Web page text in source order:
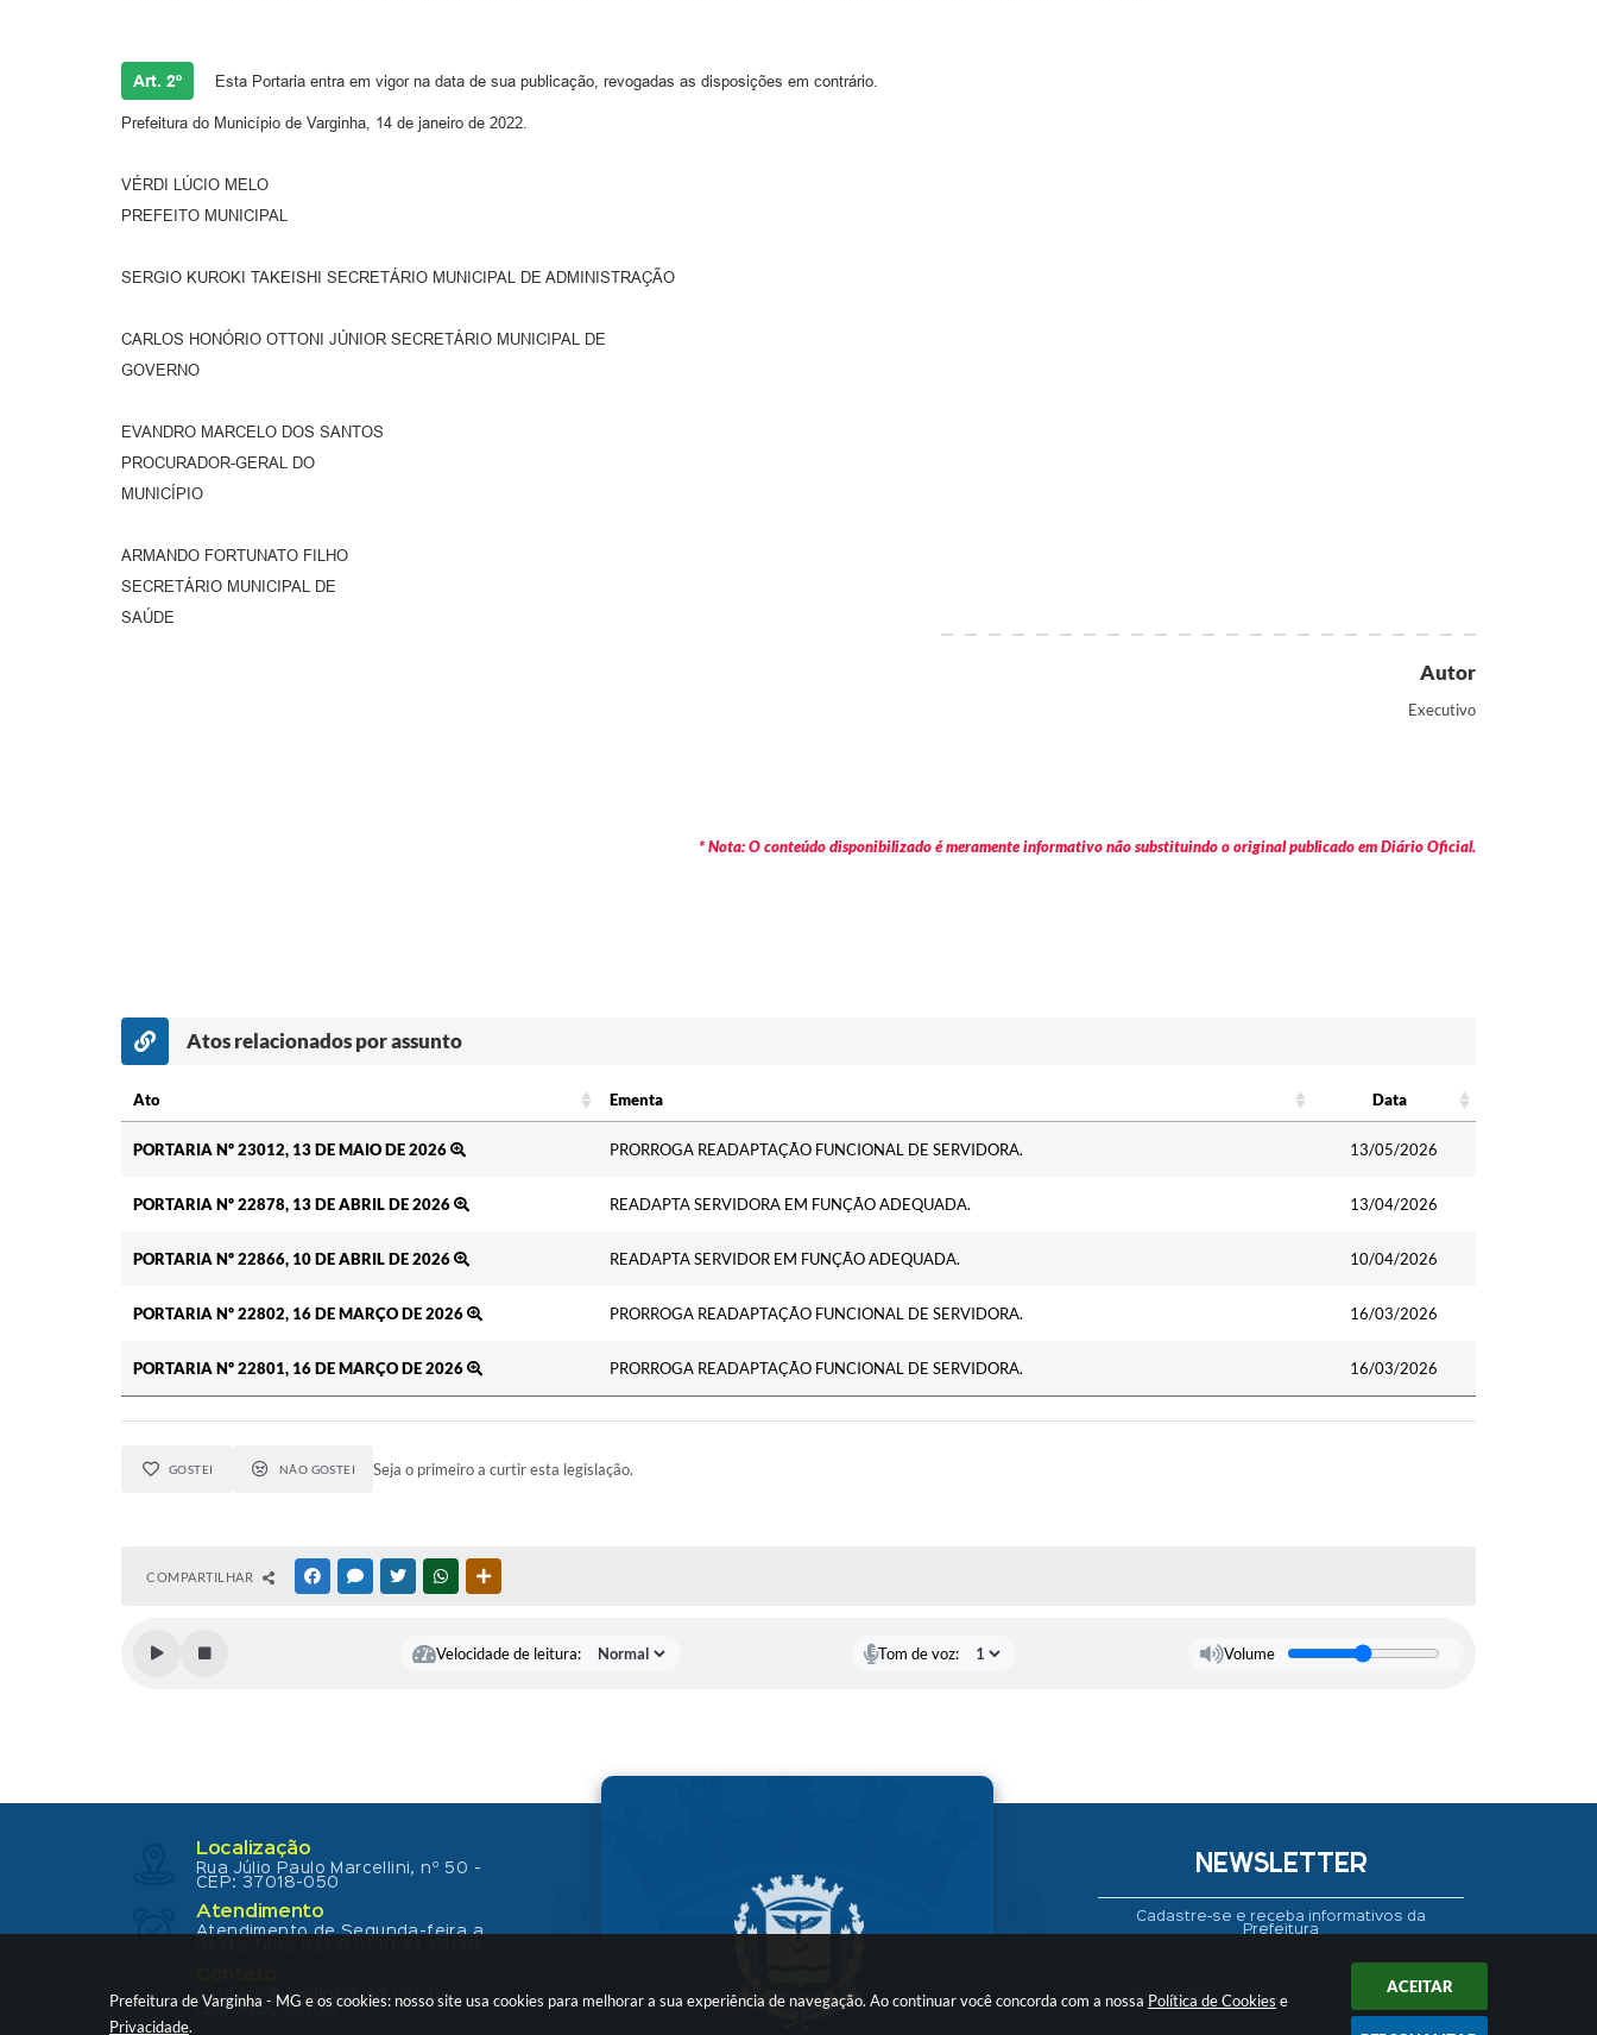
Prefeitura de Varginha - MG e os cookies: nosso site usa cookies para melhorar a sua experiência de navegação. Ao continuar você concorda com a nossa Política de Cookies e
Privacidade.
ACEITAR
Art. 2º Esta Portaria entra em vigor na data de sua publicação, revogadas as disposições em contrário.
Prefeitura do Município de Varginha, 14 de janeiro de 2022.
VÉRDI LÚCIO MELO
PREFEITO MUNICIPAL
SERGIO KUROKI TAKEISHI SECRETÁRIO MUNICIPAL DE ADMINISTRAÇÃO
CARLOS HONÓRIO OTTONI JÚNIOR SECRETÁRIO MUNICIPAL DE
GOVERNO
EVANDRO MARCELO DOS SANTOS
PROCURADOR-GERAL DO
MUNICÍPIO
ARMANDO FORTUNATO FILHO
SECRETÁRIO MUNICIPAL DE
SAÚDE
Autor
Executivo
* Nota: O conteúdo disponibilizado é meramente informativo não substituindo o original publicado em Diário Oficial.
Atos relacionados por assunto
Ato Ementa
Data
PORTARIA Nº 23012, 13 DE MAIO DE 2026
PRORROGA READAPTAÇÃO FUNCIONAL DE SERVIDORA. 13/05/2026
PORTARIA Nº 22878, 13 DE ABRIL DE 2026 READAPTA SERVIDORA EM FUNÇÃO ADEQUADA. 13/04/2026
PORTARIA Nº 22866, 10 DE ABRIL DE 2026 READAPTA SERVIDOR EM FUNÇÃO ADEQUADA. 10/04/2026
PORTARIA Nº 22802, 16 DE MARÇO DE 2026 PRORROGA READAPTAÇÃO FUNCIONAL DE SERVIDORA. 16/03/2026
PORTARIA Nº 22801, 16 DE MARÇO DE 2026 PRORROGA READAPTAÇÃO FUNCIONAL DE SERVIDORA. 16/03/2026
GOSTEI NÃO GOSTEI Seja o primeiro a curtir esta legislação.
COMPARTILHAR FACEBOOKMESSENGER
TWITTERWHATSAPP
Velocidade de leitura: Tom de voz: Volume
Localização
Rua Júlio Paulo Marcellini, nº 50 -
CEP: 37018-050
Atendimento
Atendimento de Segunda-feira a
contato@varginha.mg.gov.br
(35) 3690-2000
NEWSLETTER
Cadastre-se e receba informativos da
Prefeitura